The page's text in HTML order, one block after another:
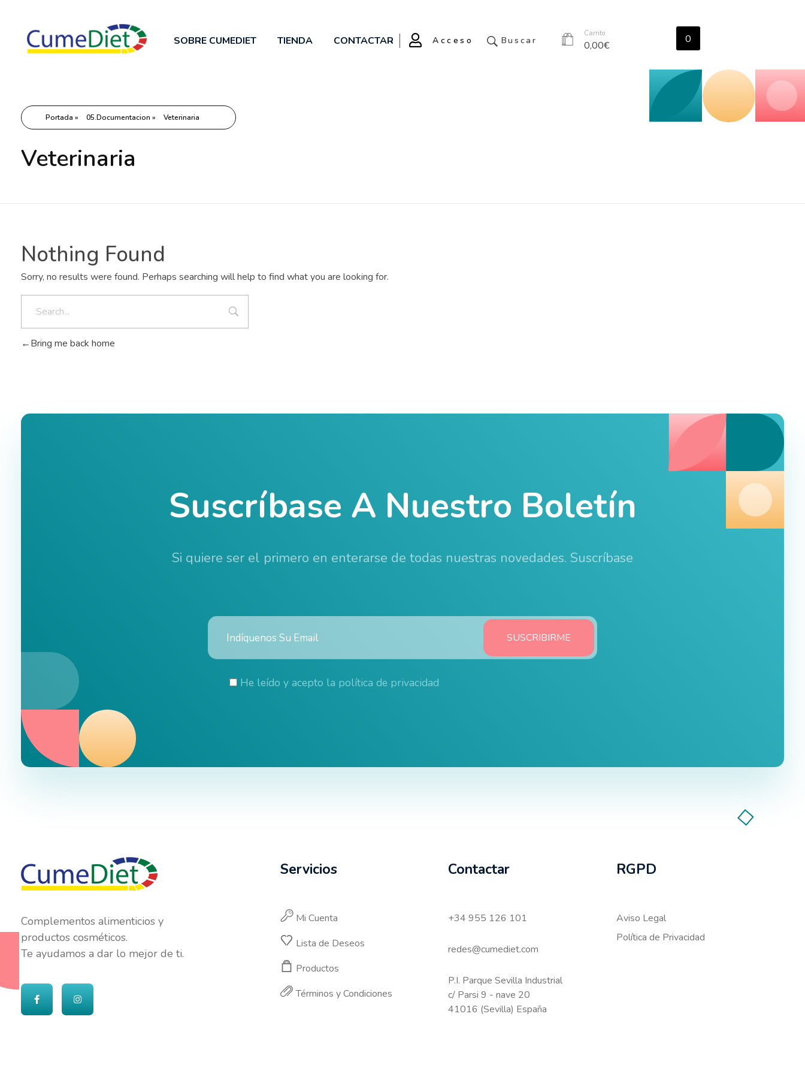
SOBRE CUMEDIET TIENDA CONTACTAR Acceso Buscar 0
Carrito
0,00€
Portada » 05.Documentacion » Veterinaria
Veterinaria
Nothing Found
Sorry, no results were found. Perhaps searching will help to find what you are looking for.
Bring me back home
Suscríbase A Nuestro Boletín
Si quiere ser el primero en enterarse de todas nuestras novedades. Suscríbase
He leído y acepto la política de privacidad
Complementos alimenticios y
productos cosméticos.
Te ayudamos a dar lo mejor de ti.
Servicios
Mi Cuenta
Lista de Deseos
Productos
Términos y Condiciones
Contactar
+34 955 126 101
redes@cumediet.com
P.I. Parque Sevilla Industrial
c/ Parsi 9 - nave 20
41016 (Sevilla) España
RGPD
Aviso Legal
Política de Privacidad